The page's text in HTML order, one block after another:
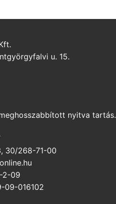
u. 15.
nyitva tartás.
30/268-71-00
2-09
09-016102